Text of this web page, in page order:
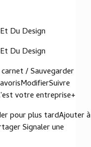
Du Design
Du Design
/ Sauvegarder
votre entreprise+
pour plus tardAjouter à
Signaler une